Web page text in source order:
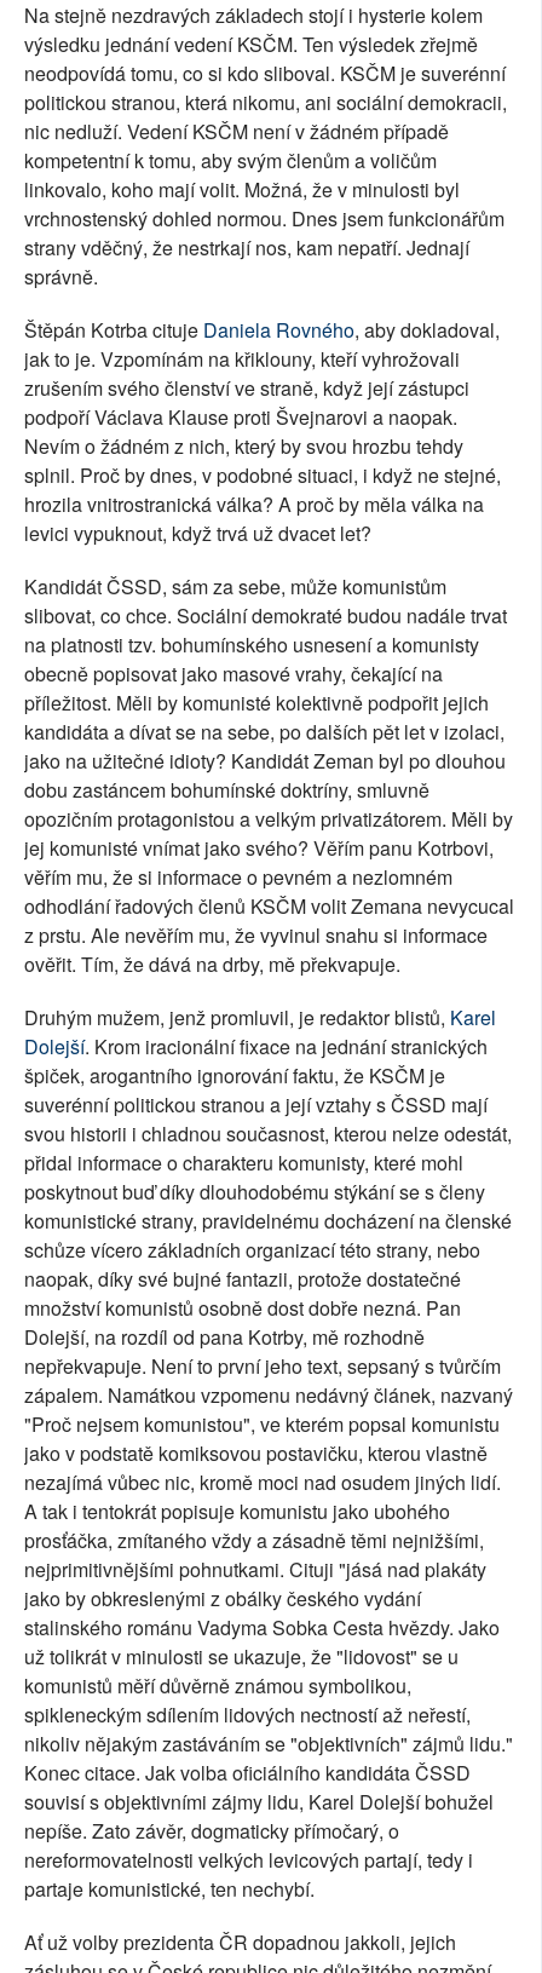
Na stejně nezdravých základech stojí i hysterie kolem
výsledku jednání vedení KSČM. Ten výsledek zřejmě
neodpovídá tomu, co si kdo sliboval. KSČM je suverénní
politickou stranou, která nikomu, ani sociální demokracii,
nic nedluží. Vedení KSČM není v žádném případě
kompetentní k tomu, aby svým členům a voličům
linkovalo, koho mají volit. Možná, že v minulosti byl
vrchnostenský dohled normou. Dnes jsem funkcionářům
strany vděčný, že nestrkají nos, kam nepatří. Jednají
správně.
Štěpán Kotrba cituje Daniela Rovného, aby dokladoval,
jak to je. Vzpomínám na křiklouny, kteří vyhrožovali
zrušením svého členství ve straně, když její zástupci
podpoří Václava Klause proti Švejnarovi a naopak.
Nevím o žádném z nich, který by svou hrozbu tehdy
splnil. Proč by dnes, v podobné situaci, i když ne stejné,
hrozila vnitrostranická válka? A proč by měla válka na
levici vypuknout, když trvá už dvacet let?
Kandidát ČSSD, sám za sebe, může komunistům
slibovat, co chce. Sociální demokraté budou nadále trvat
na platnosti tzv. bohumínského usnesení a komunisty
obecně popisovat jako masové vrahy, čekající na
příležitost. Měli by komunisté kolektivně podpořit jejich
kandidáta a dívat se na sebe, po dalších pět let v izolaci,
jako na užitečné idioty? Kandidát Zeman byl po dlouhou
dobu zastáncem bohumínské doktríny, smluvně
opozičním protagonistou a velkým privatizátorem. Měli by
jej komunisté vnímat jako svého? Věřím panu Kotrbovi,
věřím mu, že si informace o pevném a nezlomném
odhodlání řadových členů KSČM volit Zemana nevycucal
z prstu. Ale nevěřím mu, že vyvinul snahu si informace
ověřit. Tím, že dává na drby, mě překvapuje.
Druhým mužem, jenž promluvil, je redaktor blistů, Karel
Dolejší. Krom iracionální fixace na jednání stranických
špiček, arogantního ignorování faktu, že KSČM je
suverénní politickou stranou a její vztahy s ČSSD mají
svou historii i chladnou současnost, kterou nelze odestát,
přidal informace o charakteru komunisty, které mohl
poskytnout buď díky dlouhodobému stýkání se s členy
komunistické strany, pravidelnému docházení na členské
schůze vícero základních organizací této strany, nebo
naopak, díky své bujné fantazii, protože dostatečné
množství komunistů osobně dost dobře nezná. Pan
Dolejší, na rozdíl od pana Kotrby, mě rozhodně
nepřekvapuje. Není to první jeho text, sepsaný s tvůrčím
zápalem. Namátkou vzpomenu nedávný článek, nazvaný
"Proč nejsem komunistou", ve kterém popsal komunistu
jako v podstatě komiksovou postavičku, kterou vlastně
nezajímá vůbec nic, kromě moci nad osudem jiných lidí.
A tak i tentokrát popisuje komunistu jako ubohého
prosťáčka, zmítaného vždy a zásadně těmi nejnižšími,
nejprimitivnějšími pohnutkami. Cituji "jásá nad plakáty
jako by obkreslenými z obálky českého vydání
stalinského románu Vadyma Sobka Cesta hvězdy. Jako
už tolikrát v minulosti se ukazuje, že "lidovost" se u
komunistů měří důvěrně známou symbolikou,
spikleneckým sdílením lidových nectností až neřestí,
nikoliv nějakým zastáváním se "objektivních" zájmů lidu."
Konec citace. Jak volba oficiálního kandidáta ČSSD
souvisí s objektivními zájmy lidu, Karel Dolejší bohužel
nepíše. Zato závěr, dogmaticky přímočarý, o
nereformovatelnosti velkých levicových partají, tedy i
partaje komunistické, ten nechybí.
Ať už volby prezidenta ČR dopadnou jakkoli, jejich